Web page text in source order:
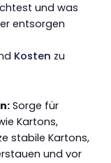
und was
entsorgen
Kosten zu
Sorge für
Kartons,
stabile Kartons,
und vor